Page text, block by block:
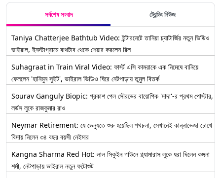
সর্বশেষ সংবাদ ট্রেন্ডিং নিউজ
Taniya Chatterjee Bathtub Video: ইন্টারনেটে তানিয়া চ্যাটার্জির নতুন ভিডিও
ভাইরাল, ইনস্টাগ্রামে বাথটাব থেকে শেয়ার করলেন রিল
Suhagraat in Train Viral Video: ফার্স্ট এসি কামরাকে এক নিমেষে বানিয়ে
ফেললেন 'হানিমুন সুইট', ভাইরাল ভিডিও ঘিরে নেটপাড়ায় তুমুল বিতর্ক
Sourav Ganguly Biopic: প্রকাশ পেল সৌরভের বায়োপিক 'দাদা'-র প্রথম পোস্টার,
লর্ডস লুকে রাজকুমার রাও
Neymar Retirement: যে ভেন্যুতে শুরু হয়েছিল পথচলা, সেখানেই কান্নাভেজা চোখে
বিদায় নিলেন ৩৪ বছর বয়সী নেইমার
Kangna Sharma Red Hot: লাল সিকুইন গাউনে গ্ল্যামারাস লুকে ধরা দিলেন কঙ্গনা
শর্মা, নেটপাড়ায় ভাইরাল নতুন ফটোশুট